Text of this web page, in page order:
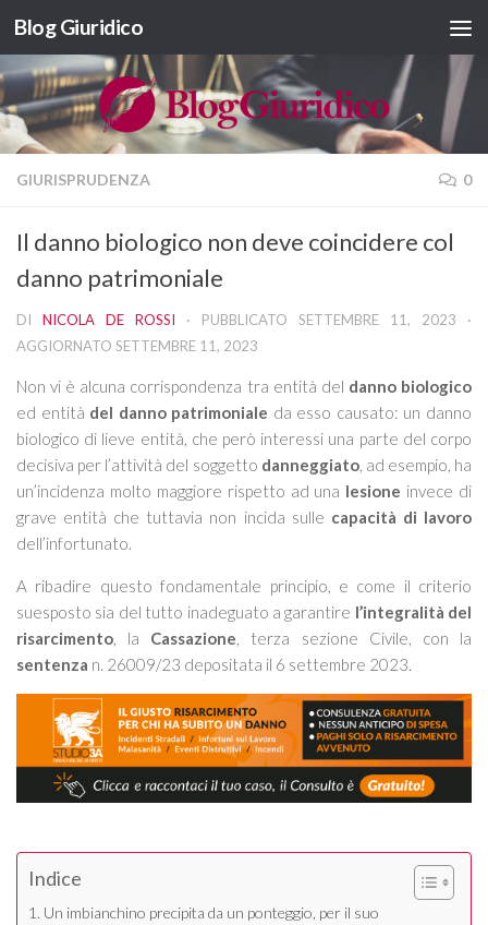
Salta al contenuto
Blog Giuridico
GIURISPRUDENZA 0
Il danno biologico non deve coincidere col
danno patrimoniale
DI NICOLA DE ROSSI · PUBBLICATO SETTEMBRE 11, 2023 ·
AGGIORNATO SETTEMBRE 11, 2023
Non vi è alcuna corrispondenza tra entità del danno biologico
ed entità del danno patrimoniale da esso causato: un danno
biologico di lieve entità, che però interessi una parte del corpo
decisiva per l’attività del soggetto danneggiato, ad esempio, ha
un’incidenza molto maggiore rispetto ad una lesione invece di
grave entità che tuttavia non incida sulle capacità di lavoro
dell’infortunato.
A ribadire questo fondamentale principio, e come il criterio
suesposto sia del tutto inadeguato a garantire l’integralità del
risarcimento, la Cassazione, terza sezione Civile, con la
sentenza n. 26009/23 depositata il 6 settembre 2023.
Indice
Un imbianchino precipita da un ponteggio, per il suo